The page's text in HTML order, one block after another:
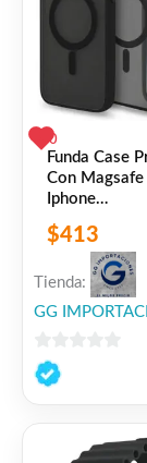
👍 0
0
Funda Case
Con Magsafe
Iphone
11/12/13/
Negro Iphone
$413
Tienda:
GG
0
de